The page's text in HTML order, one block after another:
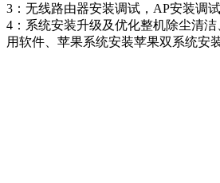
3：无线路由器安装调试，AP安装调
4：系统安装升级及优化整机除尘清
用软件、苹果系统安装苹果双系统安